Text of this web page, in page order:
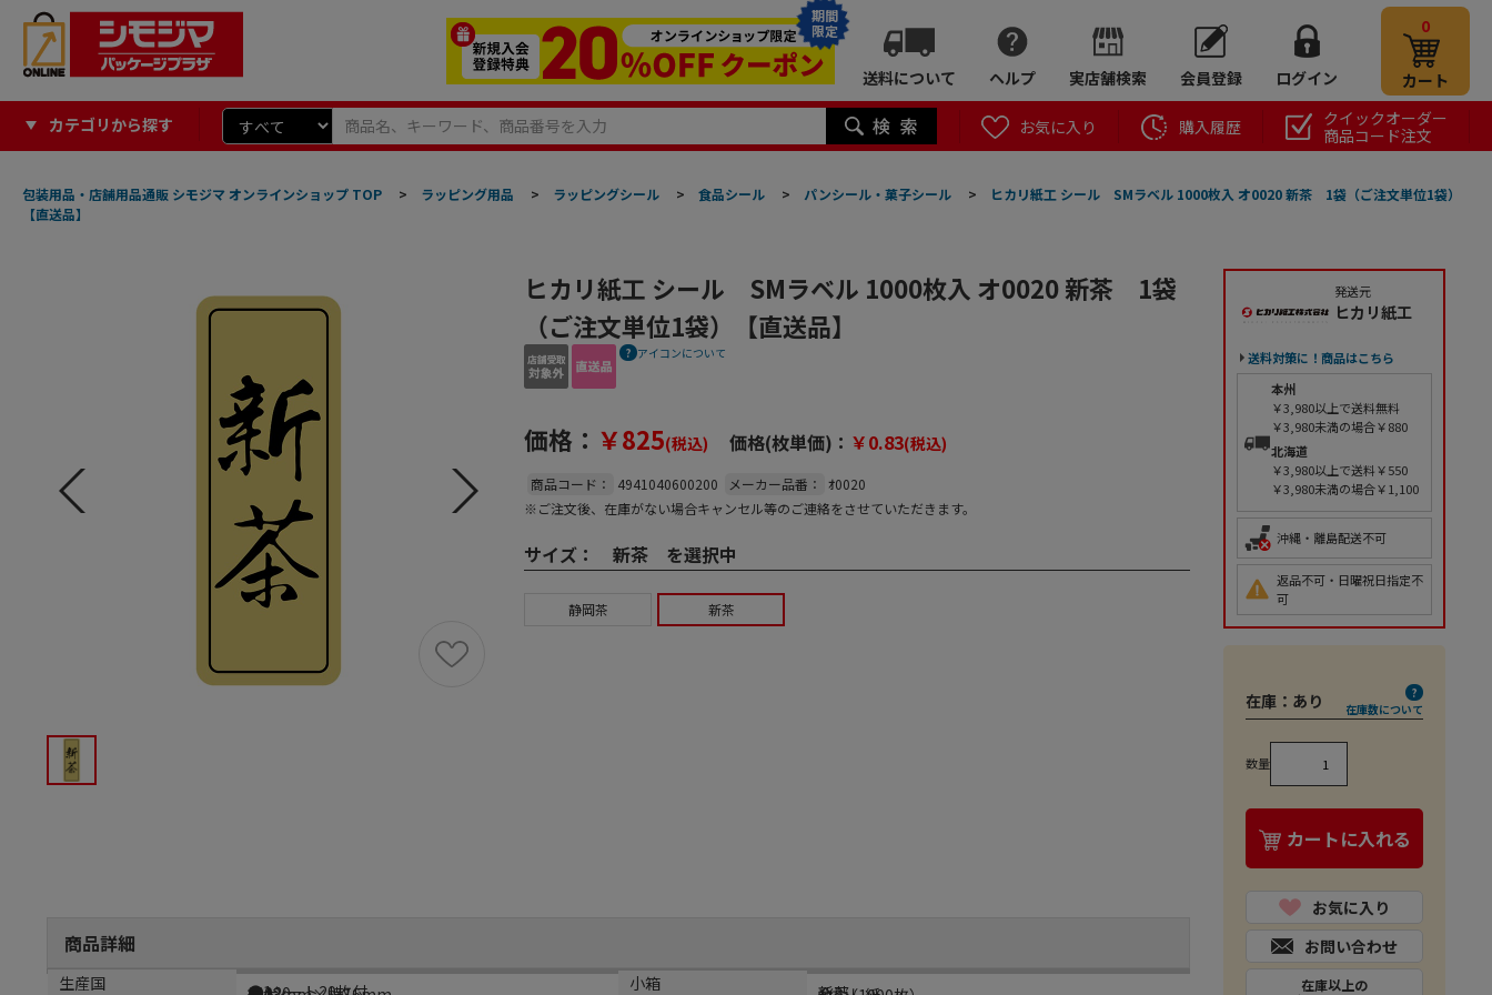
期間
限定
送料について ヘルプ 実店舗検索 会員登録 ログイン
0
カート
カテゴリから探す お気に入り 購入履歴
クイックオーダー
商品コード注文
包装用品・店舗用品通販 シモジマ オンラインショップ TOP > ラッピング用品 > ラッピングシール > 食品シール > パンシール・菓子シール >
ヒカリ紙工 シール SMラベル 1000枚入 オ0020 新茶 1袋（ご注文単位1袋）
【直送品】
ヒカリ紙工 シール SMラベル 1000枚入 オ0020 新茶 1袋
（ご注文単位1袋）【直送品】
アイコンについて
価格： ￥825(税込) 価格(枚単価)： ￥0.83(税込)
商品コード： 4941040600200 メーカー品番：
ｵ0020
※ご注文後、在庫がない場合キャンセル等のご連絡をさせていただきます。
サイズ： 新茶 を選択中
静岡茶 新茶
商品詳細
商品説明
メーカー品番 規格
サイズ 材質
生産国 小箱
発送元
ヒカリ紙工
送料対策に！商品はこちら
本州
￥3,980以上で送料無料
￥3,980未満の場合￥880
北海道
￥3,980以上で送料￥550
￥3,980未満の場合￥1,100
沖縄・離島配送不可
返品不可・日曜祝日指定不
可
在庫： あり 在庫数について
数量
カートに入れる
お気に入り
お問い合わせ
在庫以上の